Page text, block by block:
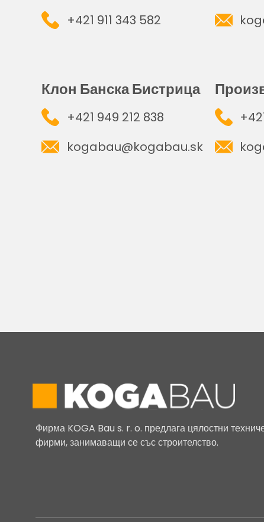
+421 911 343 582
Клон Банска Бистрица
+421 949 212 838
kogabau@kogabau.sk
Фирма KOGA Bau s. r. o. предлага цялостни
фирми, занимаващи се със строителство.